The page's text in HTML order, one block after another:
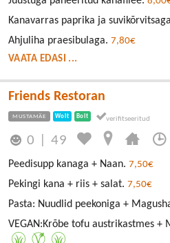
Kanavarras paprika ja
Ahjuliha praesibulaga. 7,80€
VAATA EDASI ...
Friends Restoran
MUSTAMÄE Wolt Bolt
0 |49
Peedisupp kanaga + Naan. 7,50€
Pekingi kana + riis + salat. 7,50€
Pasta: Nuudlid peekoniga +
VEGAN:Krõbe tofu austrikastmes +